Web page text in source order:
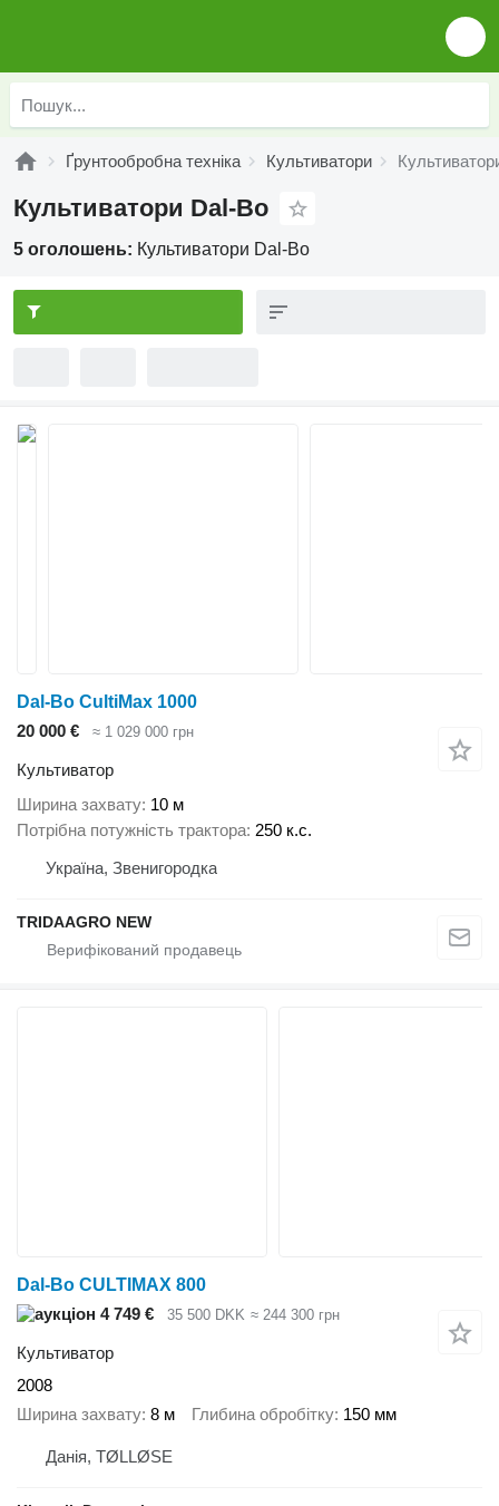
Ґрунтообробна техніка Культиватори
Культиватори Dal-Bo
5 оголошень: Культиватори Dal-Bo
Dal-Bo CultiMax 1000
20 000 €
≈ 1 029 000 грн
Культиватор
Ширина захвату 10 м
Потрібна потужність трактора 250 к.с.
Україна, Звенигородка
TRIDAAGRO NEW
Dal-Bo CULTIMAX 800
4 749 €
35 500 DKK ≈ 244 300 грн
Культиватор
2008
Ширина захвату 8 м Глибина обробітку 150 мм
Данія, TØLLØSE